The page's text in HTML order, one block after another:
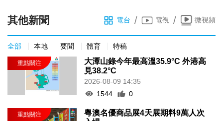
其他新聞 電台 / 電視 / 微視頻
全部 本地 要聞 體育 特稿
大潭山錄今年最高溫35.9°C 外港高
見38.2°C
2026-08-09 14:35
1544
0
粵澳名優商品展4天展期料9萬人次